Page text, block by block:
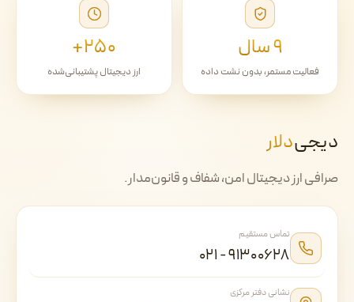
۹ سال
فعالیت مستمر، بدون نشت داده
۲۵۰+
ارز دیجیتال پشتیبانی‌شده
دیجی‌دلار
صرافی ارز دیجیتال امن، شفاف و قانون‌مدار.
تماس مستقیم
۰۲۱ - ۹۱۳۰۰۶۲۸
نشانی دفتر مرکزی